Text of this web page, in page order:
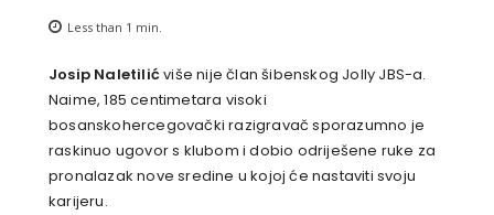
Less than 1 min.
Josip Naletilićviše nije član šibenskog Jolly JBS-a.
Naime, 185 centimetara visoki
bosanskohercegovački razigravač sporazumno je
raskinuo ugovor s klubom i dobio odriješene ruke za
pronalazak nove sredine u kojoj će nastaviti svoju
karijeru.